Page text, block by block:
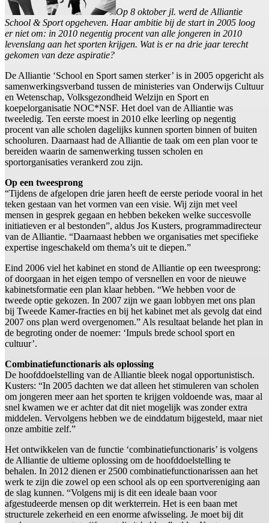
Op 8 oktober jl. werd de Alliantie
School & Sport opgeheven. Haar ambitie bij de start in 2005 loog
er niet om: in 2010 negentig procent van alle jongeren in 2010
levenslang aan het sporten krijgen. Wat is er na drie jaar terecht
gekomen van deze aspiratie?
De Alliantie ‘School en Sport samen sterker’ is in 2005 opgericht als
samenwerkingsverband tussen de ministeries van Onderwijs Cultuur
en Wetenschap, Volksgezondheid Welzijn en Sport en
koepelorganisatie NOC*NSF. Het doel van de Alliantie was
tweeledig. Ten eerste moest in 2010 elke leerling op negentig
procent van alle scholen dagelijks kunnen sporten binnen of buiten
schooluren. Daarnaast had de Alliantie de taak om een plan voor te
bereiden waarin de samenwerking tussen scholen en
sportorganisaties verankerd zou zijn.
Op een tweesprong
“Tijdens de afgelopen drie jaren heeft de eerste periode vooral in het
teken gestaan van het vormen van een visie. Wij zijn met veel
mensen in gesprek gegaan en hebben bekeken welke succesvolle
initiatieven er al bestonden”, aldus Jos Kusters, programmadirecteur
van de Alliantie. “Daarnaast hebben we organisaties met specifieke
expertise ingeschakeld om thema’s uit te diepen.”
Eind 2006 viel het kabinet en stond de Alliantie op een tweesprong:
of doorgaan in het eigen tempo of versnellen en voor de nieuwe
kabinetsformatie een plan klaar hebben. “We hebben voor de
tweede optie gekozen. In 2007 zijn we gaan lobbyen met ons plan
bij Tweede Kamer-fracties en bij het kabinet met als gevolg dat eind
2007 ons plan werd overgenomen.” Als resultaat belande het plan in
de begroting onder de noemer: ‘Impuls brede school sport en
cultuur’.
Combinatiefunctionaris als oplossing
De hoofddoelstelling van de Alliantie bleek nogal opportunistisch.
Kusters: “In 2005 dachten we dat alleen het stimuleren van scholen
om jongeren meer aan het sporten te krijgen voldoende was, maar al
snel kwamen we er achter dat dit niet mogelijk was zonder extra
middelen. Vervolgens hebben we de einddatum bijgesteld, maar niet
onze ambitie zelf.”
Het ontwikkelen van de functie ‘combinatiefunctionaris’ is volgens
de Alliantie de ultieme oplossing om de hoofddoelstelling te
behalen. In 2012 dienen er 2500 combinatiefunctionarissen aan het
werk te zijn die zowel op een school als op een sportvereniging aan
de slag kunnen. “Volgens mij is dit een ideale baan voor
afgestudeerde mensen op dit werkterrein. Het is een baan met
structurele zekerheid en een enorme afwisseling. Je moet bij dit